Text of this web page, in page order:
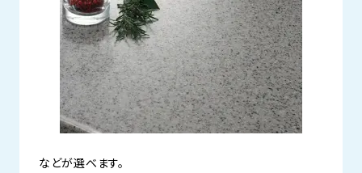
などが選べます。